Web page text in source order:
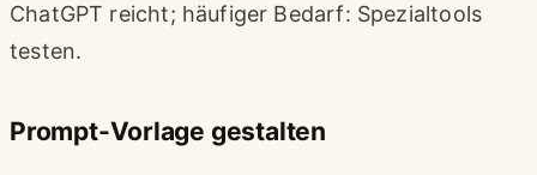
ChatGPT reicht; häufiger Bedarf: Spezialtools
testen.
Prompt-Vorlage gestalten